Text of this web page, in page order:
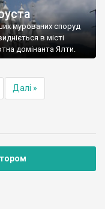
мурованих споруд
в місті
домінанта Ялти.
Далі »